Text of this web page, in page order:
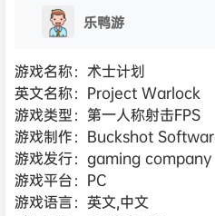
乐鸭游
游戏名称：术士计划
英文名称：Project Warlock
游戏类型：第一人称射击FPS
游戏制作：Buckshot
游戏发行：gaming company
游戏平台：PC
游戏语言：英文,中文